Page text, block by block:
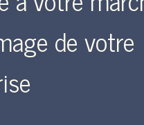
de votre